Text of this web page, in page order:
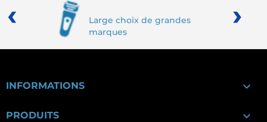
Large choix de grandes
marques
‹ ›
INFORMATIONS 
PRODUITS 